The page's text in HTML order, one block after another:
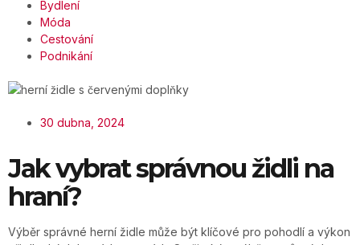
Bydlení
Móda
Cestování
Podnikání
30 dubna, 2024
Jak vybrat správnou židli na
hraní?
Výběr správné herní židle může být klíčové pro pohodlí a výkon